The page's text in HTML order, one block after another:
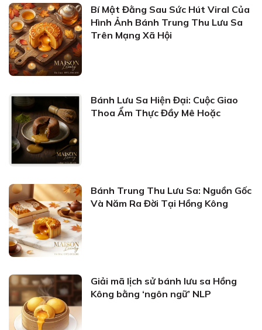
Bí Mật Đằng Sau Sức Hút Viral Của
Hình Ảnh Bánh Trung Thu Lưu Sa
Trên Mạng Xã Hội
Bánh Lưu Sa Hiện Đại: Cuộc Giao
Thoa Ẩm Thực Đầy Mê Hoặc
Bánh Trung Thu Lưu Sa: Nguồn Gốc
Và Năm Ra Đời Tại Hồng Kông
Giải mã lịch sử bánh lưu sa Hồng
Kông bằng ‘ngôn ngữ’ NLP